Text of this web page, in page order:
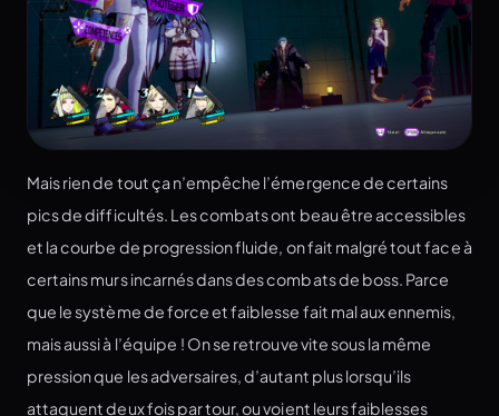
Mais rien de tout ça n’empêche l’émergence de certains
pics de difficultés. Les combats ont beau être accessibles
et la courbe de progression fluide, on fait malgré tout face à
certains murs incarnés dans des combats de boss. Parce
que le système de force et faiblesse fait mal aux ennemis,
mais aussi à l’équipe ! On se retrouve vite sous la même
pression que les adversaires, d’autant plus lorsqu’ils
attaquent deux fois par tour, ou voient leurs faiblesses